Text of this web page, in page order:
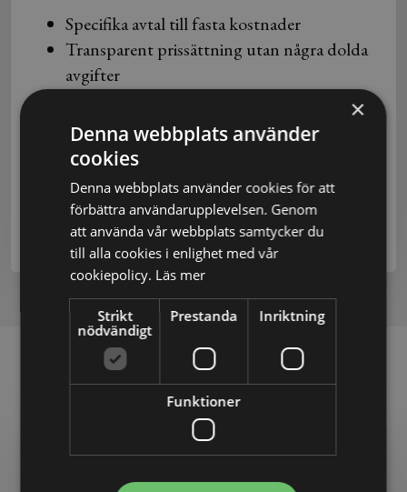
Specifika avtal till fasta kostnader
Transparent prissättning utan några dolda
avgifter
Inga bindningstider
Kontakta oss
Läs mer om våra jurister
×
Denna webbplats använder
cookies
Denna webbplats använder cookies för att
förbättra användarupplevelsen. Genom
att använda vår webbplats samtycker du
till alla cookies i enlighet med vår
cookiepolicy. Läs mer
Strikt
nödvändigt
Prestanda Inriktning
Funktioner